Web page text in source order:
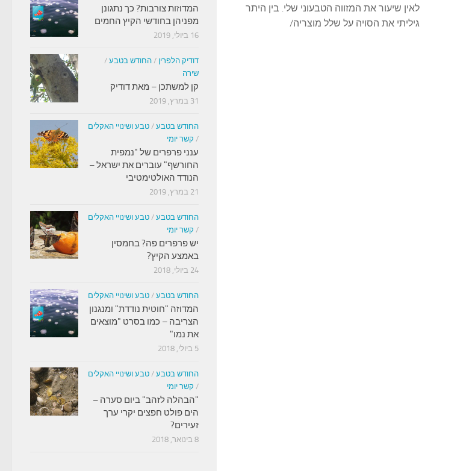
לאין שיעור את המזווה הטבעוני שלי. בין היתר
גיליתי את הסויה על שלל מוצריה/
המדוזות צורבות? כך נתגונן
מפניהן בחודשי הקיץ החמים
16 ביולי, 2019
דודיק הלפרין / החודש בטבע /
שירה
קן למשתכן – מאת דודיק
31 במרץ, 2019
החודש בטבע / טבע ושינויי האקלים
/ קשר יומי
ענני פרפרים של "נמפית
החורשף" עוברים את ישראל –
הנודד האולטימטיבי
21 במרץ, 2019
החודש בטבע / טבע ושינויי האקלים
/ קשר יומי
יש פרפרים פה? בחמסין
באמצע הקיץ?
24 ביולי, 2018
החודש בטבע / טבע ושינויי האקלים
המדוזה "חוטית נודדת" ומנגנון
הצריבה – כמו בסרט "מוצאים
את נמו"
5 ביולי, 2018
החודש בטבע / טבע ושינויי האקלים
/ קשר יומי
"הבהלה לזהב" ביום סערה –
הים פולט חפצים יקרי ערך
זעירים?
8 בינואר, 2018